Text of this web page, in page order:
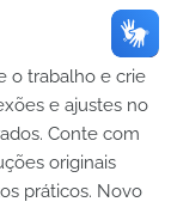
o trabalho e crie
e ajustes no
Conte com
originais
práticos. Novo